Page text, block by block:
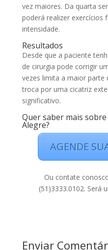
vez maiores. Da quarta
poderá realizer exercícios
intensidade.
Resultados
Desde que a paciente
de cirurgia pode corrigir
vezes limita a maior parte
troca por uma cicatriz
significativo.
Quer saber mais
Alegre?
AGENDE
Ou contate
(51)3333.0102. Será
Enviar